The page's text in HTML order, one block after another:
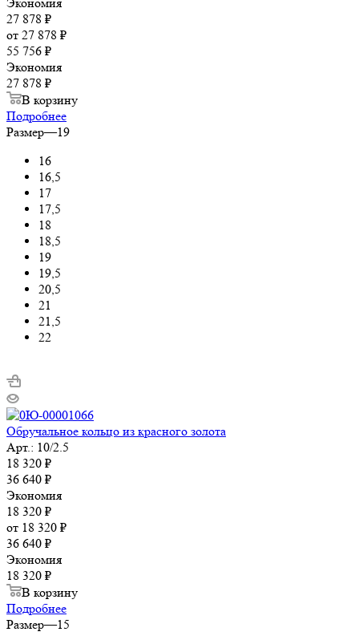
27 878 ₽
от 27 878 ₽
55 756 ₽
Экономия
27 878 ₽
В корзину
Подробнее
Размер—19
16
16,5
17
17,5
18
18,5
19
19,5
20,5
21
21,5
22
Обручальное кольцо из красного золота
Арт.: 10/2.5
18 320 ₽
36 640 ₽
Экономия
18 320 ₽
от 18 320 ₽
36 640 ₽
Экономия
18 320 ₽
В корзину
Подробнее
Размер—15